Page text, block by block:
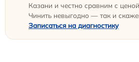
Казани и честно сравним с
Чинить невыгодно — так и
Записаться на диагностику